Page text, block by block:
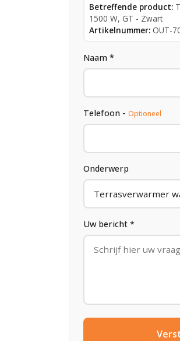
Betreffende product:
1500 W, GT - Zwart
Artikelnummer: OUT-
Naam *
Telefoon -Optioneel
Onderwerp
Uw bericht *